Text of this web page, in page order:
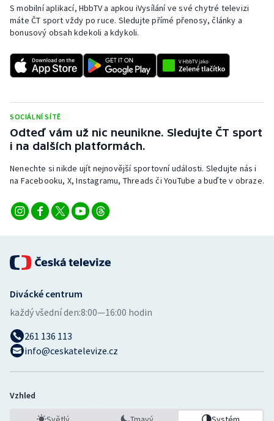
Ragby
Rychlobruslení
Rychlostní kanoistika
Sportovní střelba
Triatlon
Veslování
Volejbal
S mobilní aplikací, HbbTV a apkou iVysílání ve své chytré televizi
máte ČT sport vždy po ruce. Sledujte přímé přenosy, články a
bonusový obsah kdekoli a kdykoli.
SOCIÁLNÍ SÍTĚ
Odteď vám už nic neunikne. Sledujte ČT sport
i na dalších platformách.
Nenechte si nikde ujít nejnovější sportovní události. Sledujte nás i
na Facebooku, X, Instagramu, Threads či YouTube a buďte v obraze.
Divácké centrum
každý všední den:8:00—16:00 hodin
261 136 113
info@ceskatelevize.cz
Vzhled